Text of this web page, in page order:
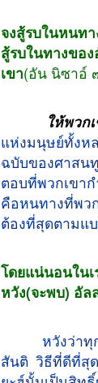
จงสู้รบในหน
สู้รบในทางขอ
เขา(อัน นิซาอ์
ให้พวก
แห่งมนุษย์ทั้งห
ฉบับของศาสน
ตอบที่พวกเขา
คือหนทางที่พ
ต้องที่สุดตามแ
โดยแน่นอน
หวัง(จะพบ) อัล
หวังว่าทุ
สันติ วิธีที่ดีที่สุ